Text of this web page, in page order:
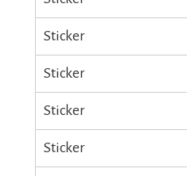
Sticker
Sticker
Sticker
Sticker